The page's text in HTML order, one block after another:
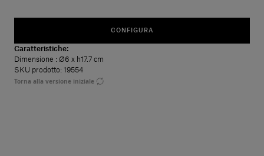
CONFIGURA
Caratteristiche:
Dimensione : Ø6 x h17.7 cm
SKU prodotto: 19554
Torna alla versione iniziale